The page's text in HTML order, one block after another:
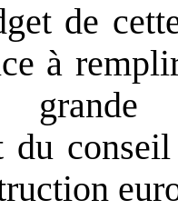
de
à
du